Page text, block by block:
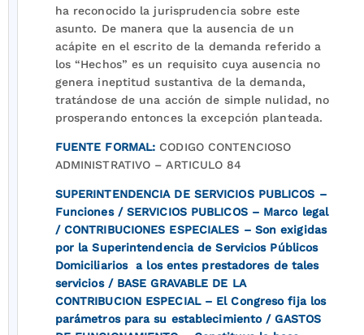
ha reconocido la jurisprudencia sobre este
asunto. De manera que la ausencia de un
acápite en el escrito de la demanda referido a
los “Hechos” es un requisito cuya ausencia no
genera ineptitud sustantiva de la demanda,
tratándose de una acción de simple nulidad, no
prosperando entonces la excepción planteada.
FUENTE FORMAL: CODIGO CONTENCIOSO
ADMINISTRATIVO – ARTICULO 84
SUPERINTENDENCIA DE SERVICIOS PUBLICOS –
Funciones / SERVICIOS PUBLICOS – Marco legal
/ CONTRIBUCIONES ESPECIALES – Son exigidas
por la Superintendencia de Servicios Públicos
Domiciliarios a los entes prestadores de tales
servicios / BASE GRAVABLE DE LA
CONTRIBUCION ESPECIAL – El Congreso fija los
parámetros para su establecimiento / GASTOS